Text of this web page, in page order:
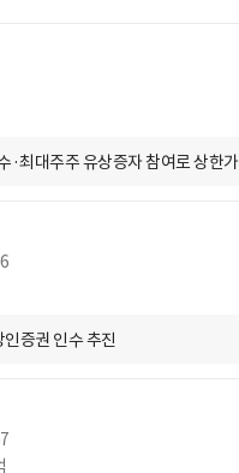
·최대주주 유상증자 참여로 상한가
증권 인수 추진